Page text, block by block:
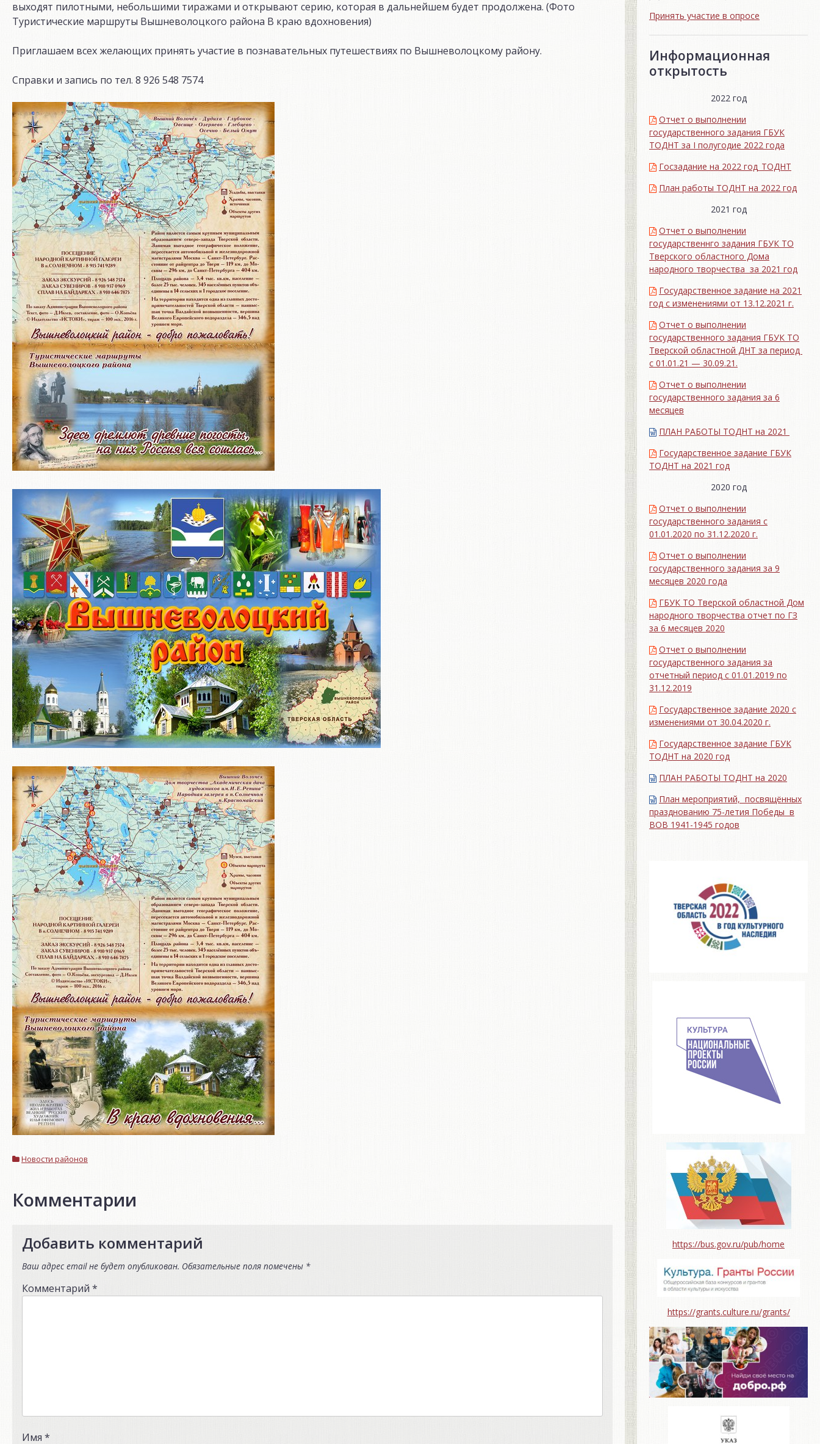
выходят пилотными, небольшими тиражами и открывают серию, которая в дальнейшем будет продолжена. (Фото
Туристические маршруты Вышневолоцкого района В краю вдохновения)
Приглашаем всех желающих принять участие в познавательных путешествиях по Вышневолоцкому району.
Справки и запись по тел. 8 926 548 7574
Новости районов
Комментарии
Добавить комментарий
Ваш адрес email не будет опубликован. Обязательные поля помечены *
Комментарий *
Имя *
Принять участие в опросе
Информационная
открытость
2022 год
Отчет о выполнении
государственного задания ГБУК
ТОДНТ за I полугодие 2022 года
Госзадание на 2022 год_ТОДНТ
План работы ТОДНТ на 2022 год
2021 год
Отчет о выполнении
государственнго задания ГБУК ТО
Тверского областного Дома
народного творчества за 2021 год
Государственное задание на 2021
год с изменениями от 13.12.2021 г.
Отчет о выполнении
государственного задания ГБУК ТО
Тверской областной ДНТ за период
с 01.01.21 — 30.09.21.
Отчет о выполнении
государственного задания за 6
месяцев
ПЛАН РАБОТЫ ТОДНТ на 2021
Государственное задание ГБУК
ТОДНТ на 2021 год
2020 год
Отчет о выполнении
государственного задания с
01.01.2020 по 31.12.2020 г.
Отчет о выполнении
государственного задания за 9
месяцев 2020 года
ГБУК ТО Тверской областной Дом
народного творчества отчет по ГЗ
за 6 месяцев 2020
Отчет о выполнении
государственного задания за
отчетный период с 01.01.2019 по
31.12.2019
Государственное задание 2020 с
изменениями от 30.04.2020 г.
Государственное задание ГБУК
ТОДНТ на 2020 год
ПЛАН РАБОТЫ ТОДНТ на 2020
План мероприятий, посвящённых
празднованию 75-летия Победы в
ВОВ 1941-1945 годов
https://bus.gov.ru/pub/home
https://grants.culture.ru/grants/